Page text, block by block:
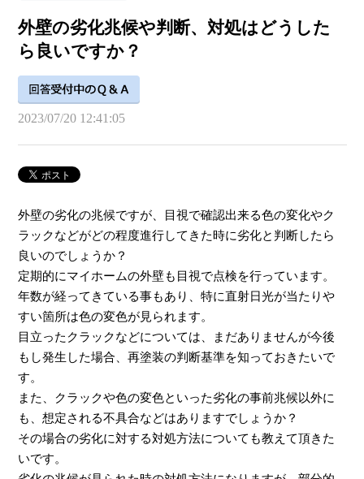
外壁の劣化兆候や判断、対処はどうした
ら良いですか？
2023/07/20 12:41:05
外壁の劣化の兆候ですが、目視で確認出来る色の変化やク
ラックなどがどの程度進行してきた時に劣化と判断したら
良いのでしょうか？
定期的にマイホームの外壁も目視で点検を行っています。
年数が経ってきている事もあり、特に直射日光が当たりや
すい箇所は色の変色が見られます。
目立ったクラックなどについては、まだありませんが今後
もし発生した場合、再塗装の判断基準を知っておきたいで
す。
また、クラックや色の変色といった劣化の事前兆候以外に
も、想定される不具合などはありますでしょうか？
その場合の劣化に対する対処方法についても教えて頂きた
いです。